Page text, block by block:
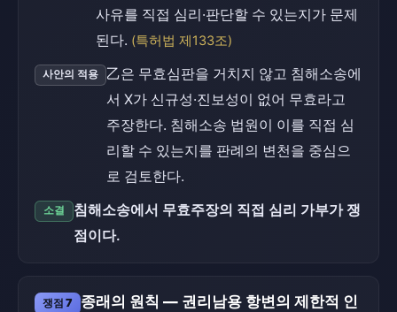
사유를 직접 심리·판단할 수 있는지가 문제
된다. (특허법 제133조)
사안의 적용
乙은 무효심판을 거치지 않고 침해소송에
서 X가 신규성·진보성이 없어 무효라고
주장한다. 침해소송 법원이 이를 직접 심
리할 수 있는지를 판례의 변천을 중심으
로 검토한다.
소결
침해소송에서 무효주장의 직접 심리 가부가 쟁
점이다.
쟁점 7
종래의 원칙 — 권리남용 항변의 제한적 인